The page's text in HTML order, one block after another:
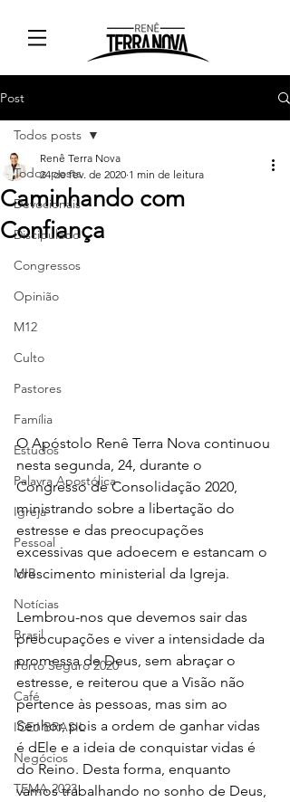
Post
Todos posts
Devocionais
Discipulado
Congressos
Opinião
M12
Culto
Pastores
Família
Estudos
Palavra Apostólica
Igreja
Pessoal
MIR
Notícias
Brasil
Porto Seguro 2020
Café
ICEJ BRASIL
Negócios
TEMA 2023
Todos posts
Caminhando com
Confiança
Renê Terra Nova
24 de fev. de 2020 1 min de leitura
O Apóstolo Renê Terra Nova continuou
nesta segunda, 24, durante o
Congresso de Consolidação 2020,
ministrando sobre a libertação do
estresse e das preocupações
excessivas que adoecem e estancam o
crescimento ministerial da Igreja.
Lembrou-nos que devemos sair das
preocupações e viver a intensidade da
promessa de Deus, sem abraçar o
estresse, e reiterou que a Visão não
pertence às pessoas, mas sim ao
Senhor, pois a ordem de ganhar vidas
é dEle e a ideia de conquistar vidas é
do Reino. Desta forma, enquanto
vamos trabalhando no sonho de Deus,